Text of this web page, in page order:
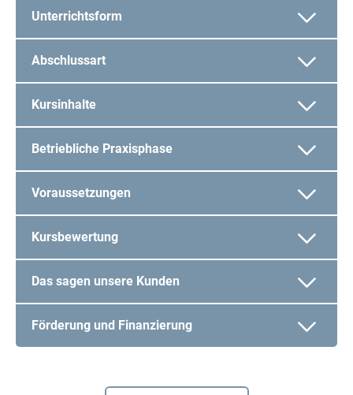
Unterrichtsform
Abschlussart
Kursinhalte
Betriebliche Praxisphase
Voraussetzungen
Kursbewertung
Das sagen unsere Kunden
Förderung und Finanzierung